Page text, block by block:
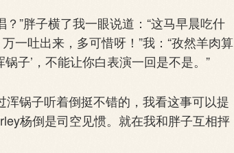
”胖子横了我一眼说道：“这马早晨吃什
一吐出来，多可惜呀！”我：“孜然羊肉算
子’，不能让你白表演一回是不是。”
锅子听着倒挺不错的，我看这事可以提
杨倒是司空见惯。就在我和胖子互相抨